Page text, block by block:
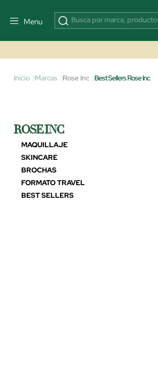
Menu
Inicio Marcas Rose Inc Best Sellers Rose Inc
ROSE INC
MAQUILLAJE
SKINCARE
BROCHAS
FORMATO TRAVEL
BEST SELLERS